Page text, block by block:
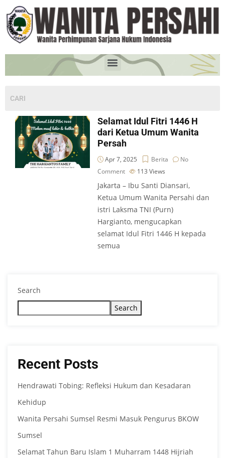
Selamat Idul Fitri 1446 H
dari Ketua Umum Wanita
Persah
Apr 7, 2025 Berita
No
Comment
113Views
Jakarta – Ibu Santi Diansari,
Ketua Umum Wanita Persahi dan
istri Laksma TNI (Purn)
Hargianto, mengucapkan
selamat Idul Fitri 1446 H kepada
semua
Search
Search
Recent Posts
Hendrawati Tobing: Refleksi Hukum dan Kesadaran
Kehidup
Wanita Persahi Sumsel Resmi Masuk Pengurus BKOW
Sumsel
Selamat Tahun Baru Islam 1 Muharram 1448 Hijriah